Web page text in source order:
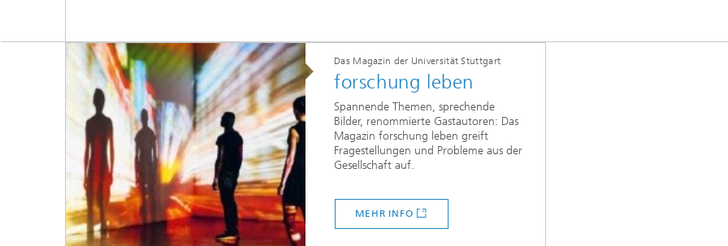
Das Magazin der Universität Stuttgart
forschung leben
Spannende Themen, sprechende
Bilder, renommierte Gastautoren: Das
Magazin forschung leben greift
Fragestellungen und Probleme aus der
Gesellschaft auf.
MEHR INFO